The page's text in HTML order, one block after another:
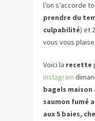
l’on s’accorde
prendre du
culpabilité) et
vous vous plaise.
Voici la recette
instagram
bagels maison
saumon fumé
aux 5 baies,